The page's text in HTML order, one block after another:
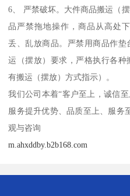
6、 严禁破坏。大件商品搬运（
品严禁拖地操作，商品从高处
丢、乱放商品。严禁用商品作
运（摆放）要求，严格执行各
有搬运（摆放）方式指示）。
我们公司本着“客户至上，诚信
服务提升优势、品质至上、服务
观与咨询
m.ahxddby.b2b168.com